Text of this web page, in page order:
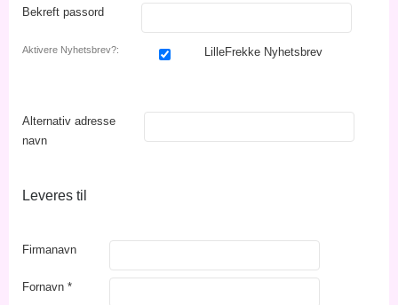
Bekreft passord
Aktivere Nyhetsbrev?: LilleFrekke Nyhetsbrev
Alternativ adresse
navn
Leveres til
Firmanavn
Fornavn *